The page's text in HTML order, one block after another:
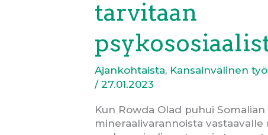
tarvitaan
Ajankohtaista, Kansainvälinen työ
/ 27.01.2023
Kun Rowda Olad puhui Somalian
mineraalivarannoista